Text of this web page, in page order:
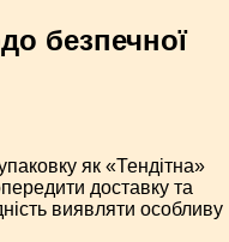
безпечної
як «Тендітна»
доставку та
виявляти особливу